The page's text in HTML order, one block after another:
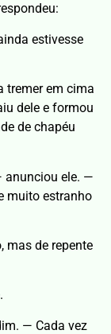
estivesse
tremer em cima
dele e formou
de chapéu
anunciou ele. —
muito estranho
mas de repente
— Cada vez